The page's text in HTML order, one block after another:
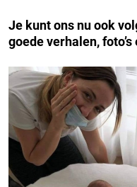
Je kunt ons nu ook
goede verhalen, foto’s